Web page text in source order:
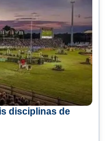
disciplinas de